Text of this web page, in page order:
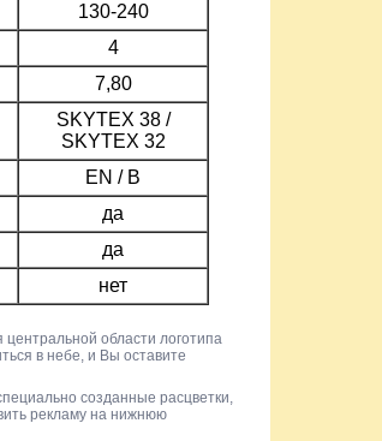
130-240
4
7,80
SKYTEX 38 /
SKYTEX 32
EN / B
да
да
нет
области логотипа
в небе, и Вы оставите
созданные расцветки,
рекламу на нижнюю